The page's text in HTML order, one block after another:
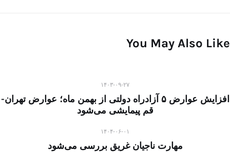
You May Also Like
۱۴۰۳-۰۹-۲۷
افزایش عوارض ۵ آزادراه دولتی از بهمن ماه؛ عوارض تهران-
قم پیمایشی می‌شود
۱۴۰۴-۰۶-۰۱
مهارت ناجیان غریق بررسی می‌شود